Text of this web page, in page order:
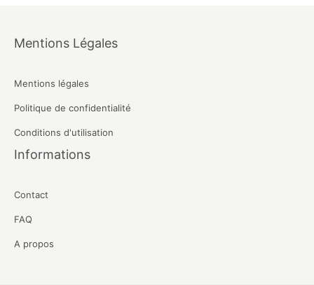
Mentions Légales
Mentions légales
Politique de confidentialité
Conditions d'utilisation
Informations
Contact
FAQ
A propos